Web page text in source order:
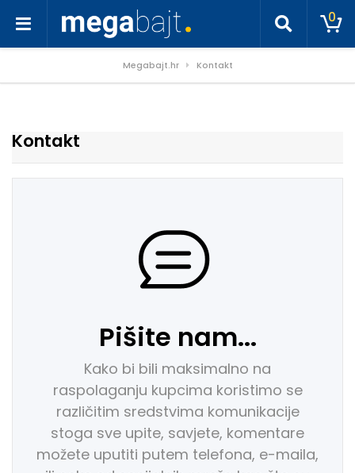
0
Megabajt.hr Kontakt
Kontakt
Pišite nam...
Kako bi bili maksimalno na
raspolaganju kupcima koristimo se
različitim sredstvima komunikacije
stoga sve upite, savjete, komentare
možete uputiti putem telefona, e-maila,